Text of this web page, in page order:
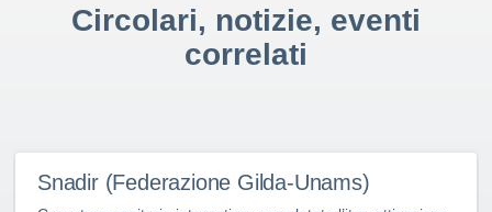
Circolari, notizie, eventi
correlati
Snadir (Federazione Gilda-Unams)